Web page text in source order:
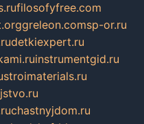
filosofyfree.com
greleon.comsp-or.ru
detkiexpert.ru
instrumentgid.ru
stroimaterials.ru
chastnyjdom.ru